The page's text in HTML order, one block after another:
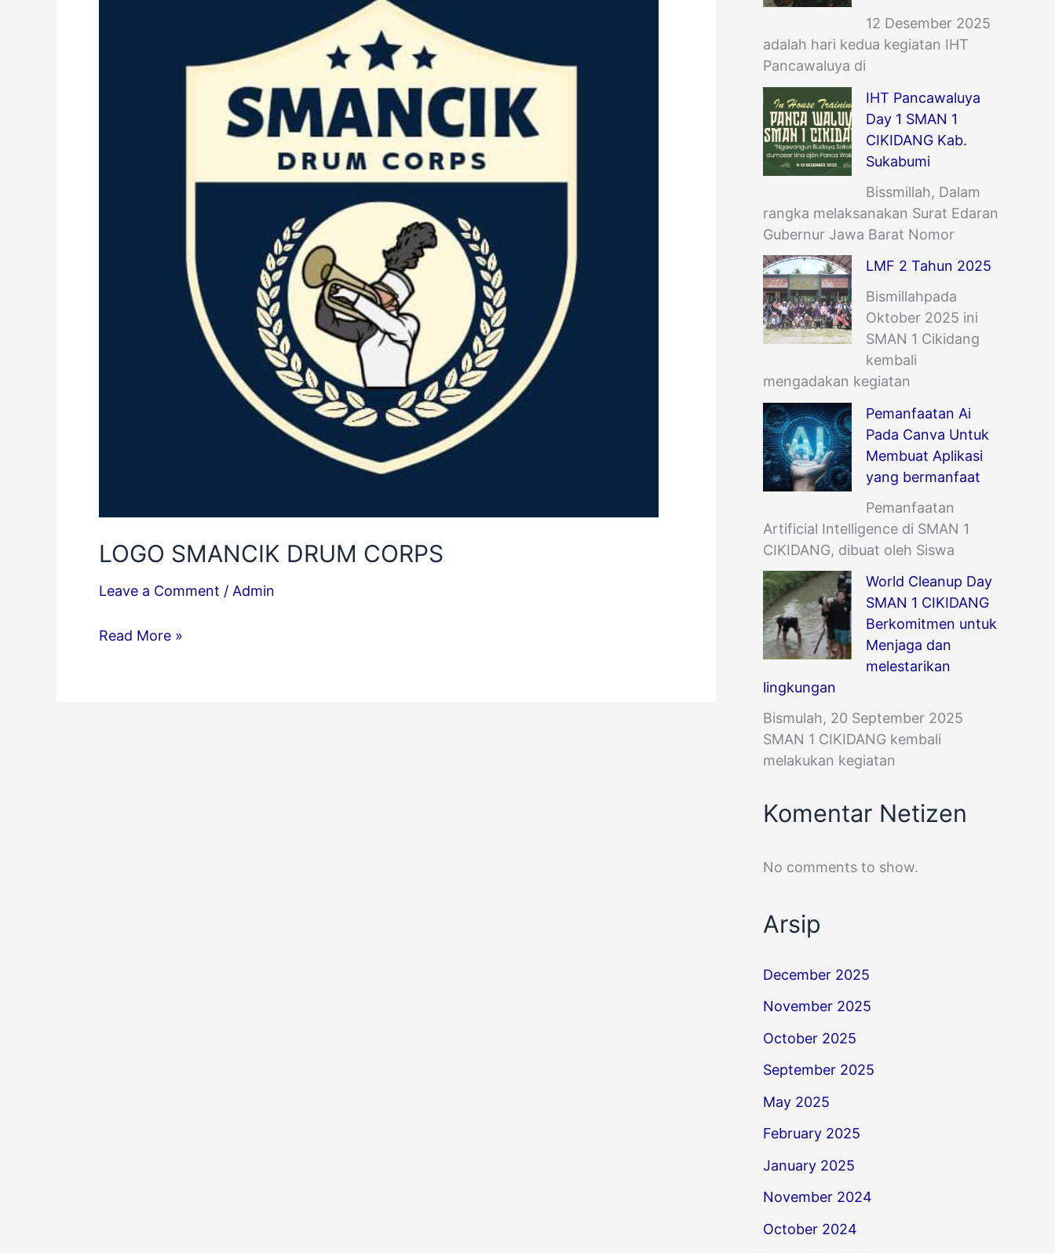
LOGO SMANCIK DRUM CORPS
Leave a Comment / Admin
Read More »
12 Desember 2025
adalah hari kedua kegiatan IHT
Pancawaluya di
IHT Pancawaluya
Day 1 SMAN 1
CIKIDANG Kab.
Sukabumi
Bissmillah, Dalam
rangka melaksanakan Surat Edaran
Gubernur Jawa Barat Nomor
LMF 2 Tahun 2025
Bismillahpada
Oktober 2025 ini
SMAN 1 Cikidang
kembali
mengadakan kegiatan
Pemanfaatan Ai
Pada Canva Untuk
Membuat Aplikasi
yang bermanfaat
Pemanfaatan
Artificial Intelligence di SMAN 1
CIKIDANG, dibuat oleh Siswa
World Cleanup Day
SMAN 1 CIKIDANG
Berkomitmen untuk
Menjaga dan
melestarikan
lingkungan
Bismulah, 20 September 2025
SMAN 1 CIKIDANG kembali
melakukan kegiatan
Komentar Netizen
No comments to show.
Arsip
December 2025
November 2025
October 2025
September 2025
May 2025
February 2025
January 2025
November 2024
October 2024